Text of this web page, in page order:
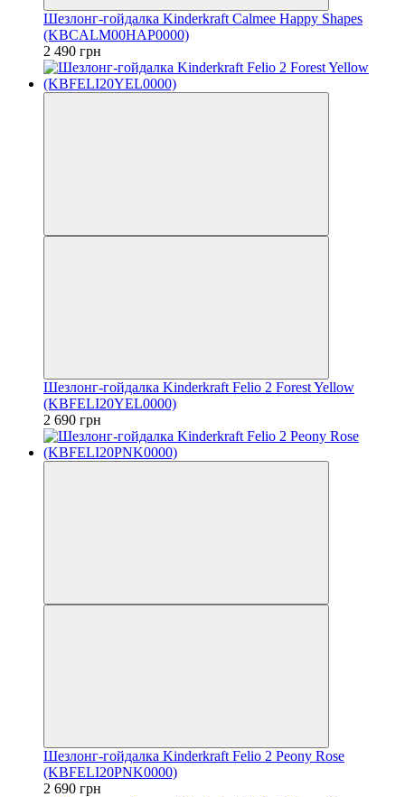
Шезлонг-гойдалка Kinderkraft Calmee Happy Shapes
(KBCALM00HAP0000)
2 490 грн
Шезлонг-гойдалка Kinderkraft Felio 2 Forest Yellow
(KBFELI20YEL0000)
2 690 грн
Шезлонг-гойдалка Kinderkraft Felio 2 Peony Rose
(KBFELI20PNK0000)
2 690 грн